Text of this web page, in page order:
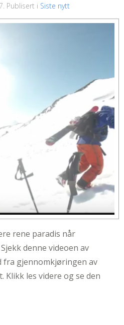
. Publisert i Siste nytt
rene paradis når
denne videoen av
fra gjennomkjøringen av
les videre og se den